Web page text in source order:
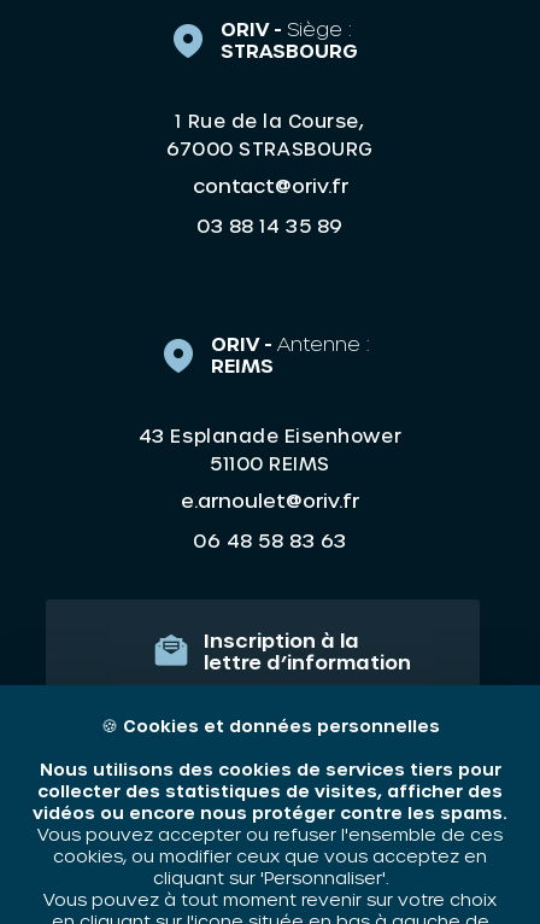
ORIV - Siège :
STRASBOURG
1 Rue de la Course,
67000 STRASBOURG
contact@oriv.fr
03 88 14 35 89
ORIV - Antenne :
REIMS
43 Esplanade Eisenhower
51100 REIMS
e.arnoulet@oriv.fr
06 48 58 83 63
Inscription à la
lettre d’information
JE M'ABONNE
Qui sommes nous ?
Nos thématiques
Contact
🍪 Cookies et données personnelles
Nous utilisons des cookies de services tiers pour
collecter des statistiques de visites, afficher des
vidéos ou encore nous protéger contre les spams.
Vous pouvez accepter ou refuser l'ensemble de ces
cookies, ou modifier ceux que vous acceptez en
cliquant sur 'Personnaliser'.
Vous pouvez à tout moment revenir sur votre choix